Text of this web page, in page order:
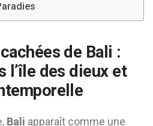
de Bali :
l’île des dieux et
Bali apparaît comme une